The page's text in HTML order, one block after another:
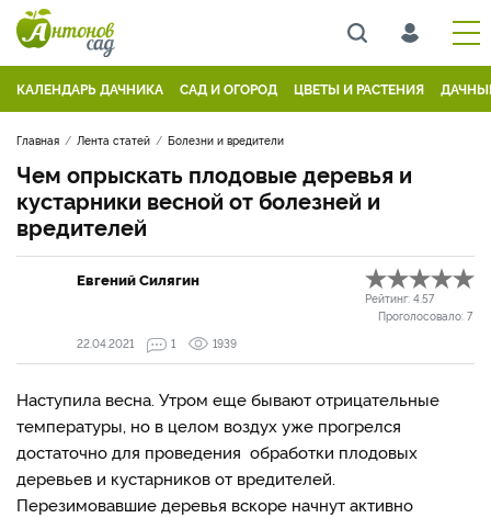
КАЛЕНДАРЬ ДАЧНИКА САД И ОГОРОД ЦВЕТЫ И РАСТЕНИЯ
Главная Лента статей Болезни и вредители
Чем опрыскать плодовые деревья и
кустарники весной от болезней и
вредителей
Евгений Силягин
Рейтинг: 4.57
Проголосовало: 7
22.04.2021
1 1939
Наступила весна. Утром еще бывают отрицательные
температуры, но в целом воздух уже прогрелся
достаточно для проведения обработки плодовых
деревьев и кустарников от вредителей.
Перезимовавшие деревья вскоре начнут активно